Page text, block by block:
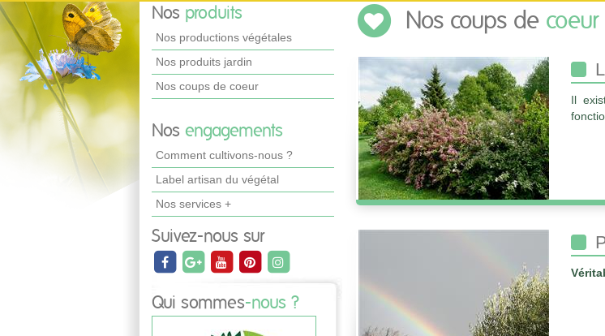
Nos produits
Nos productions végétales
Nos produits jardin
Nos coups de coeur
Nos engagements
Comment cultivons-nous ?
Label artisan du végétal
Nos services +
Suivez-nous sur
Qui sommes-nous ?
Nos coups de coeur
Il